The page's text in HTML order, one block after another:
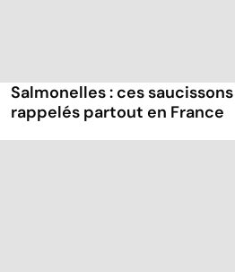
Salmonelles : ces
rappelés partout en France